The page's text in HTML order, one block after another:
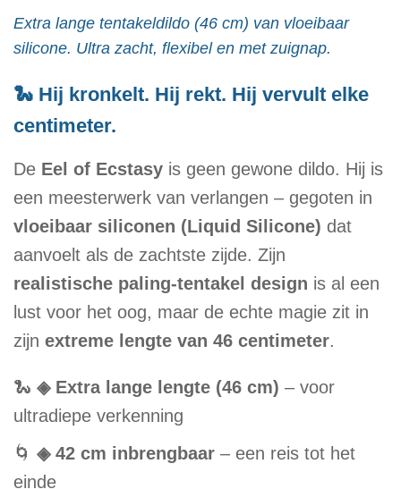
Extra lange tentakeldildo (46 cm) van vloeibaar
silicone. Ultra zacht, flexibel en met zuignap.
🐍 Hij kronkelt. Hij rekt. Hij vervult elke
centimeter.
De Eel of Ecstasy is geen gewone dildo. Hij is
een meesterwerk van verlangen – gegoten in
vloeibaar siliconen (Liquid Silicone) dat
aanvoelt als de zachtste zijde. Zijn
realistische paling-tentakel design is al een
lust voor het oog, maar de echte magie zit in
zijn extreme lengte van 46 centimeter.
🐍 ◈ Extra lange lengte (46 cm) – voor
ultradiepe verkenning
🌀 ◈ 42 cm inbrengbaar – een reis tot het
einde